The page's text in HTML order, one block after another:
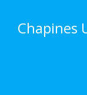
Chapines